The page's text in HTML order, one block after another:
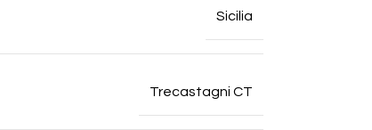
Sicilia
Trecastagni CT